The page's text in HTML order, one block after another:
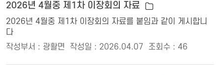
2026년 4월중 제1차 이장회의 자료
2026년 4월중 제1차 이장회의 자료를 붙임과 같이 게시합니
다
작성부서 : 광활면
작성일 : 2026.04.07 조회수 : 46